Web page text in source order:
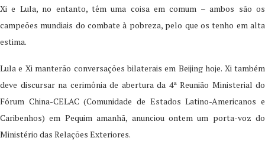
Xi e Lula, no entanto, têm uma coisa em comum – ambos são os
campeões mundiais do combate à pobreza, pelo que os tenho em alta
estima.
Lula e Xi manterão conversações bilaterais em Beijing hoje. Xi também
deve discursar na cerimônia de abertura da 4ª Reunião Ministerial do
Fórum China-CELAC (Comunidade de Estados Latino-Americanos e
Caribenhos) em Pequim amanhã, anunciou ontem um porta-voz do
Ministério das Relações Exteriores.